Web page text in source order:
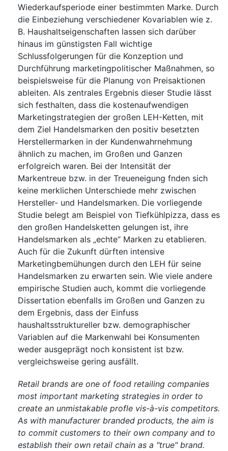
Wiederkaufsperiode einer bestimmten Marke. Durch
die Einbeziehung verschiedener Kovariablen wie z.
B. Haushaltseigenschaften lassen sich darüber
hinaus im günstigsten Fall wichtige
Schlussfolgerungen für die Konzeption und
Durchführung marketingpolitischer Maßnahmen, so
beispielsweise für die Planung von Preisaktionen
ableiten. Als zentrales Ergebnis dieser Studie lässt
sich festhalten, dass die kostenaufwendigen
Marketingstrategien der großen LEH-Ketten, mit
dem Ziel Handelsmarken den positiv besetzten
Herstellermarken in der Kundenwahrnehmung
ähnlich zu machen, im Großen und Ganzen
erfolgreich waren. Bei der Intensität der
Markentreue bzw. in der Treueneigung fnden sich
keine merklichen Unterschiede mehr zwischen
Hersteller- und Handelsmarken. Die vorliegende
Studie belegt am Beispiel von Tiefkühlpizza, dass es
den großen Handelsketten gelungen ist, ihre
Handelsmarken als „echte“ Marken zu etablieren.
Auch für die Zukunft dürften intensive
Marketingbemühungen durch den LEH für seine
Handelsmarken zu erwarten sein. Wie viele andere
empirische Studien auch, kommt die vorliegende
Dissertation ebenfalls im Großen und Ganzen zu
dem Ergebnis, dass der Einfuss
haushaltsstruktureller bzw. demographischer
Variablen auf die Markenwahl bei Konsumenten
weder ausgeprägt noch konsistent ist bzw.
vergleichsweise gering ausfällt.
Retail brands are one of food retailing companies
most important marketing strategies in order to
create an unmistakable profle vis-à-vis competitors.
As with manufacturer branded products, the aim is
to commit customers to their own company and to
establish their own retail chain as a "true" brand.